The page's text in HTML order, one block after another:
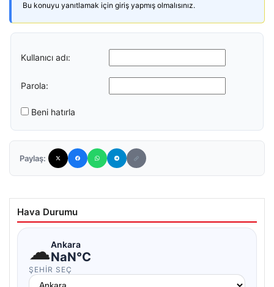
Bu konuyu yanıtlamak için giriş yapmış olmalısınız.
Kullanıcı adı:
Parola:
Beni hatırla
Paylaş:
Hava Durumu
☁Ankara
NaN°C
ŞEHIR SEÇ